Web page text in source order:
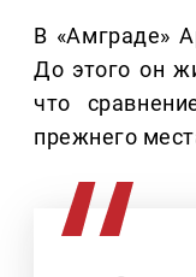
В «Амграде»
До этого он
что
прежнего